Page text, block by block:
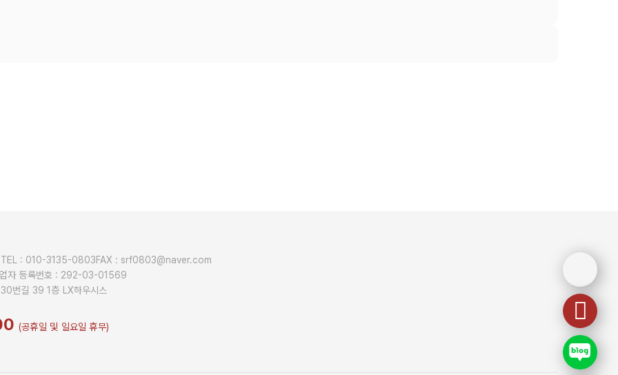
TEL : 010-3135-0803FAX : srf0803@naver.com
자 등록번호 : 292-03-01569
번길 39 1층 LX하우시스
(공휴일 및 일요일 휴무)